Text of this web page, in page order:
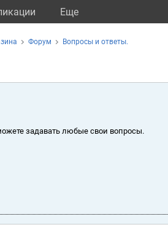
Eще
Форум Вопросы и ответы.
задавать любые свои вопросы.